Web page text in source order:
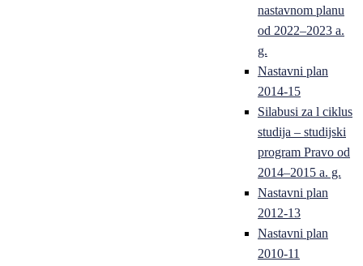
nastavnom planu
od 2022–2023 a.
g.
Nastavni plan
2014-15
Silabusi za l ciklus
studija – studijski
program Pravo od
2014–2015 a. g.
Nastavni plan
2012-13
Nastavni plan
2010-11